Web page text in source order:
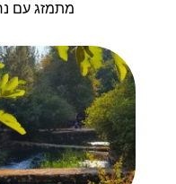
מתמזג עם